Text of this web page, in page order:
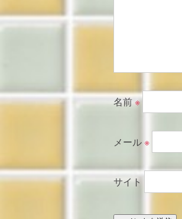
名前※
メール※
サイト